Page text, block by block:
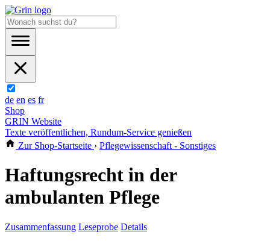
de en es fr
Shop
GRIN Website
Texte veröffentlichen, Rundum-Service genießen
Zur Shop-Startseite › Pflegewissenschaft - Sonstiges
Haftungsrecht in der
ambulanten Pflege
Zusammenfassung Leseprobe Details